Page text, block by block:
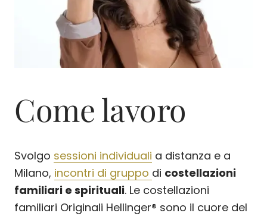
Come lavoro
Svolgo sessioni individuali a distanza e a
Milano, incontri di gruppo di costellazioni
familiari e spirituali. Le costellazioni
familiari Originali Hellinger® sono il cuore del